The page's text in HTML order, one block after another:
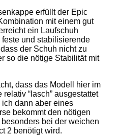
erfüllt der Epic
mit einem gut
ein Laufschuh
und stabilisierende
der Schuh nicht zu
so die nötige Stabilität mit
dass das Modell hier im
“lasch” ausgestattet
dann aber eines
bekommt den nötigen
bei der weichen
2 benötigt wird.